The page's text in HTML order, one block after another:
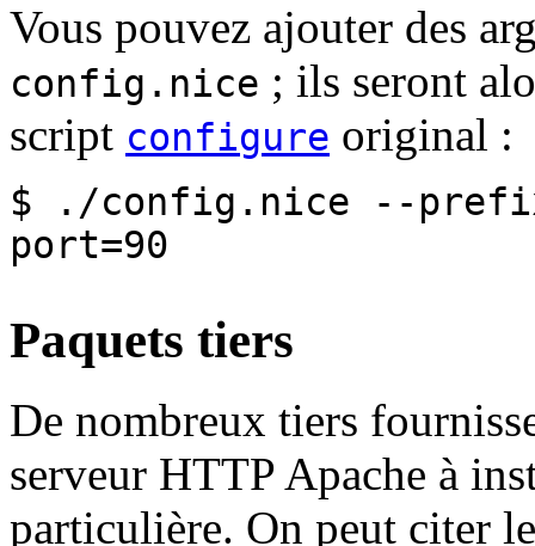
Vous pouvez ajouter des
config.nice ; ils seront
script configure original :
$ ./config.nice --
port=90
Paquets tiers
De nombreux tiers
serveur HTTP Apache à
particulière. On peut citer